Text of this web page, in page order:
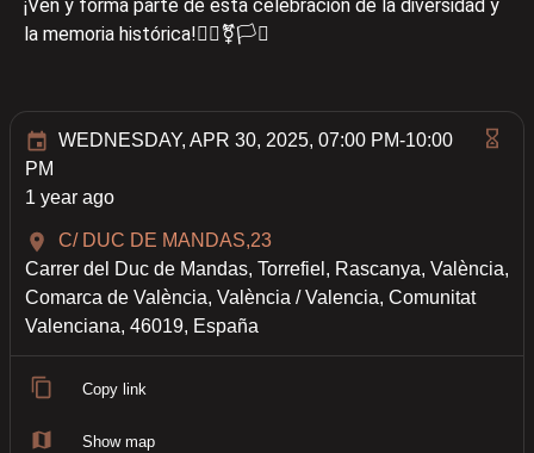
¡Ven y forma parte de esta celebración de la diversidad y
la memoria histórica!🏳️‍🌈⚧️🏳️‍⚧️
WEDNESDAY, APR 30, 2025, 07:00 PM-10:00
PM
1 year ago
C/ DUC DE MANDAS,23
Carrer del Duc de Mandas, Torrefiel, Rascanya, València,
Comarca de València, València / Valencia, Comunitat
Valenciana, 46019, España
Copy link
Show map